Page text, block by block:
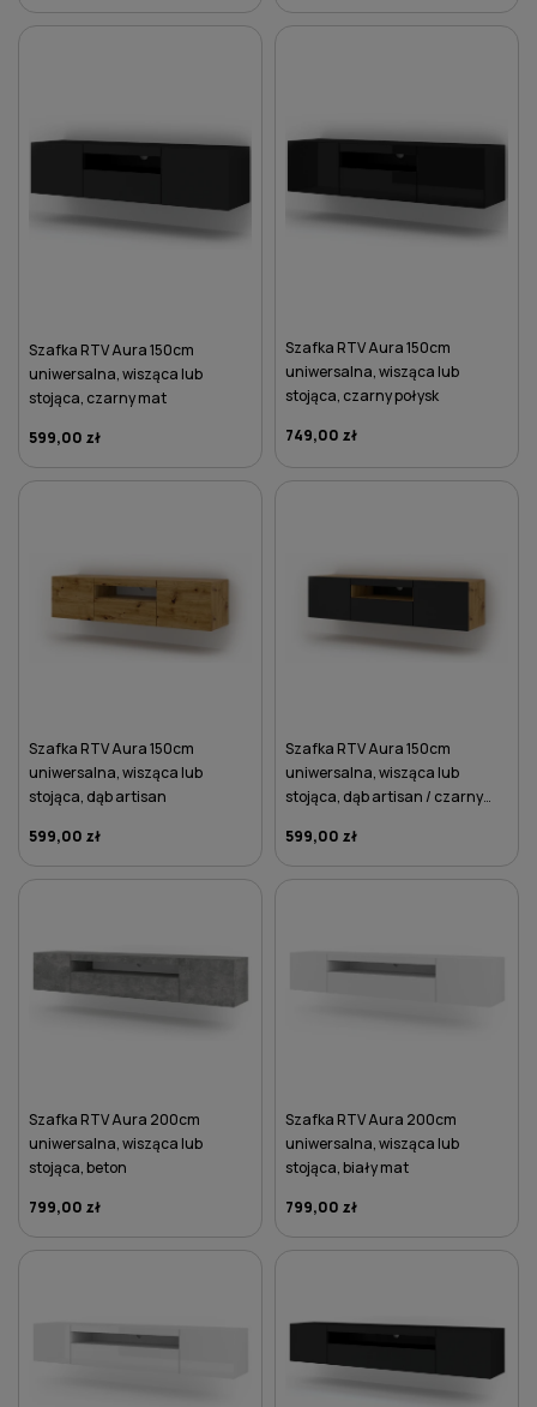
Szafka RTV Aura 150cm
uniwersalna, wisząca lub
stojąca, czarny mat
599,00 zł
Szafka RTV Aura 150cm
uniwersalna, wisząca lub
stojąca, czarny połysk
749,00 zł
Szafka RTV Aura 150cm
uniwersalna, wisząca lub
stojąca, dąb artisan
599,00 zł
Szafka RTV Aura 150cm
uniwersalna, wisząca lub
stojąca, dąb artisan / czarny
599,00 zł
Szafka RTV Aura 200cm
uniwersalna, wisząca lub
stojąca, beton
799,00 zł
Szafka RTV Aura 200cm
uniwersalna, wisząca lub
stojąca, biały mat
799,00 zł